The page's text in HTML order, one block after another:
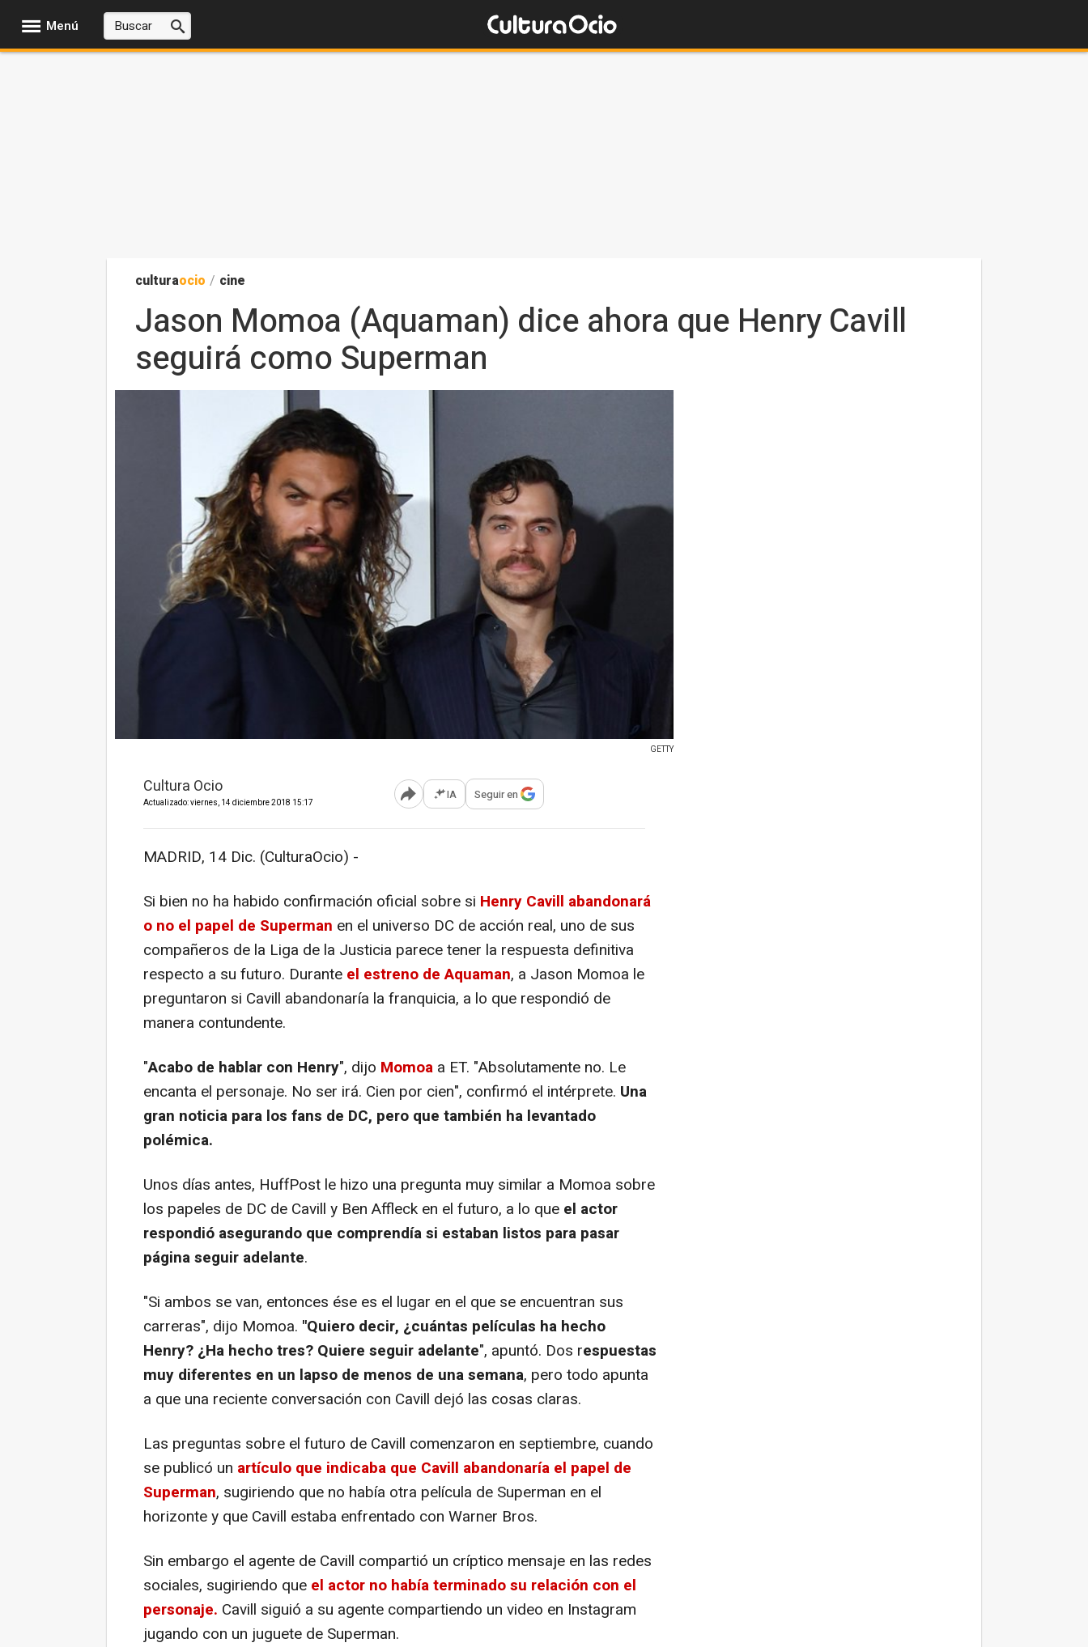
Menú
culturaocio / cine
Jason Momoa (Aquaman) dice ahora que Henry Cavill
seguirá como Superman
GETTY
Cultura Ocio
Actualizado: viernes, 14 diciembre 2018 15:17 Abrir opciones para compartir
IA Seguir en
MADRID, 14 Dic. (CulturaOcio) -
Si bien no ha habido confirmación oficial sobre si Henry Cavill abandonará
o no el papel de Superman en el universo DC de acción real, uno de sus
compañeros de la Liga de la Justicia parece tener la respuesta definitiva
respecto a su futuro. Durante el estreno deAquaman, a Jason Momoa le
preguntaron si Cavill abandonaría la franquicia, a lo que respondió de
manera contundente.
"Acabo de hablar con Henry", dijo Momoa a ET. "Absolutamente no. Le
encanta el personaje. No ser irá. Cien por cien", confirmó el intérprete. Una
gran noticia para los fans de DC, pero que también ha levantado
polémica.
Unos días antes, HuffPost le hizo una pregunta muy similar a Momoa sobre
los papeles de DC de Cavill y Ben Affleck en el futuro, a lo que el actor
respondió asegurando que comprendía si estaban listos para pasar
página seguir adelante.
"Si ambos se van, entonces ése es el lugar en el que se encuentran sus
carreras", dijo Momoa. "Quiero decir, ¿cuántas películas ha hecho
Henry? ¿Ha hecho tres? Quiere seguir adelante", apuntó. Dos respuestas
muy diferentes en un lapso de menos de una semana, pero todo apunta
a que una reciente conversación con Cavill dejó las cosas claras.
Las preguntas sobre el futuro de Cavill comenzaron en septiembre, cuando
se publicó un artículo que indicaba que Cavill abandonaría el papel de
Superman, sugiriendo que no había otra película de Superman en el
horizonte y que Cavill estaba enfrentado con Warner Bros.
Sin embargo el agente de Cavill compartió un críptico mensaje en las redes
sociales, sugiriendo que el actor no había terminado su relación con el
personaje. Cavill siguió a su agente compartiendo un video en Instagram
jugando con un juguete de Superman.